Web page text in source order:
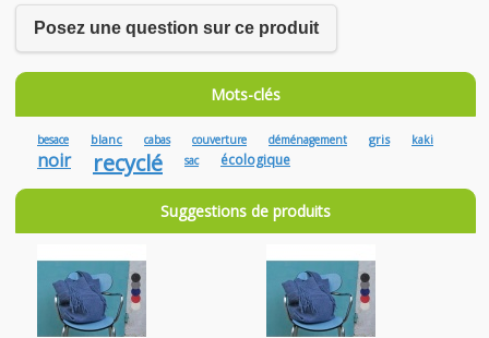
Posez une question sur ce produit
Mots-clés
besace blanc cabas couverture déménagement gris kaki
noir recyclé sac écologique
Suggestions de produits